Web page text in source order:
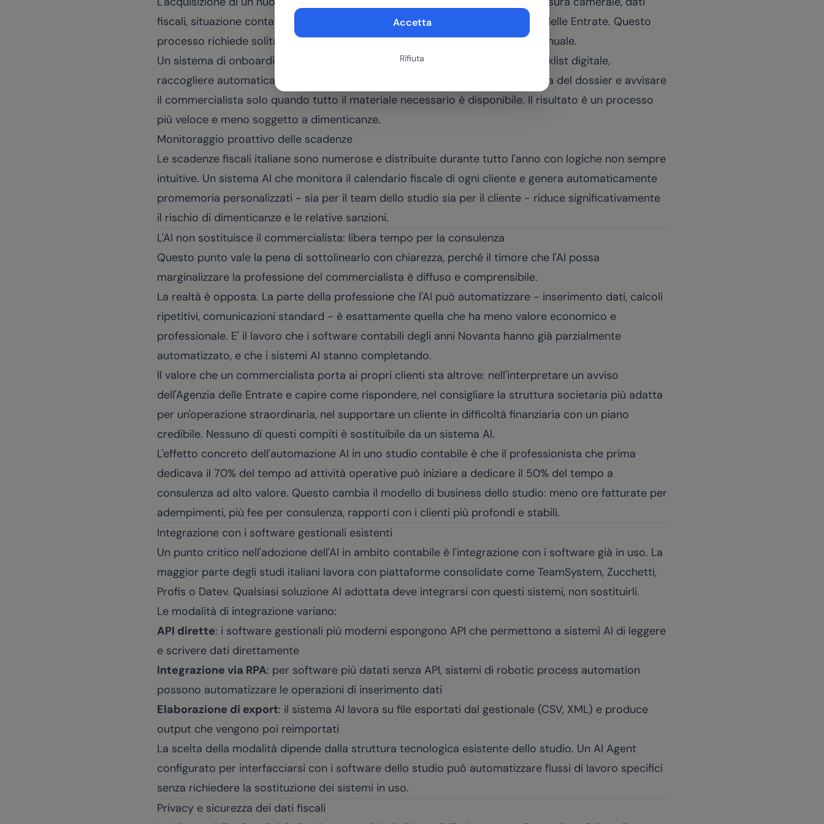
Accetta
Rifiuta
fiscali, situazione contabile pregressa, documenti dei soci, delega all'Agenzia delle Entrate. Questo
processo richiede solitamente molti scambi di email e un coordinamento manuale.
Un sistema di onboarding AI può guidare il nuovo cliente attraverso una checklist digitale,
raccogliere automaticamente i documenti necessari, verificare la completezza del dossier e avvisare
il commercialista solo quando tutto il materiale necessario è disponibile. Il risultato è un processo
più veloce e meno soggetto a dimenticanze.
Monitoraggio proattivo delle scadenze
Le scadenze fiscali italiane sono numerose e distribuite durante tutto l'anno con logiche non sempre
intuitive. Un sistema AI che monitora il calendario fiscale di ogni cliente e genera automaticamente
promemoria personalizzati - sia per il team dello studio sia per il cliente - riduce significativamente
il rischio di dimenticanze e le relative sanzioni.
L'AI non sostituisce il commercialista: libera tempo per la consulenza
Questo punto vale la pena di sottolinearlo con chiarezza, perché il timore che l'AI possa
marginalizzare la professione del commercialista è diffuso e comprensibile.
La realtà è opposta. La parte della professione che l'AI può automatizzare - inserimento dati, calcoli
ripetitivi, comunicazioni standard - è esattamente quella che ha meno valore economico e
professionale. E' il lavoro che i software contabili degli anni Novanta hanno già parzialmente
automatizzato, e che i sistemi AI stanno completando.
Il valore che un commercialista porta ai propri clienti sta altrove: nell'interpretare un avviso
dell'Agenzia delle Entrate e capire come rispondere, nel consigliare la struttura societaria più adatta
per un'operazione straordinaria, nel supportare un cliente in difficoltà finanziaria con un piano
credibile. Nessuno di questi compiti è sostituibile da un sistema AI.
L'effetto concreto dell'automazione AI in uno studio contabile è che il professionista che prima
dedicava il 70% del tempo ad attività operative può iniziare a dedicare il 50% del tempo a
consulenza ad alto valore. Questo cambia il modello di business dello studio: meno ore fatturate per
adempimenti, più fee per consulenza, rapporti con i clienti più profondi e stabili.
Integrazione con i software gestionali esistenti
Un punto critico nell'adozione dell'AI in ambito contabile è l'integrazione con i software già in uso. La
maggior parte degli studi italiani lavora con piattaforme consolidate come TeamSystem, Zucchetti,
Profis o Datev. Qualsiasi soluzione AI adottata deve integrarsi con questi sistemi, non sostituirli.
Le modalità di integrazione variano:
API dirette: i software gestionali più moderni espongono API che permettono a sistemi AI di leggere
e scrivere dati direttamente
Integrazione via RPA: per software più datati senza API, sistemi di robotic process automation
possono automatizzare le operazioni di inserimento dati
Elaborazione di export: il sistema AI lavora su file esportati dal gestionale (CSV, XML) e produce
output che vengono poi reimportati
La scelta della modalità dipende dalla struttura tecnologica esistente dello studio. Un AI Agent
configurato per interfacciarsi con i software dello studio può automatizzare flussi di lavoro specifici
senza richiedere la sostituzione dei sistemi in uso.
Privacy e sicurezza dei dati fiscali